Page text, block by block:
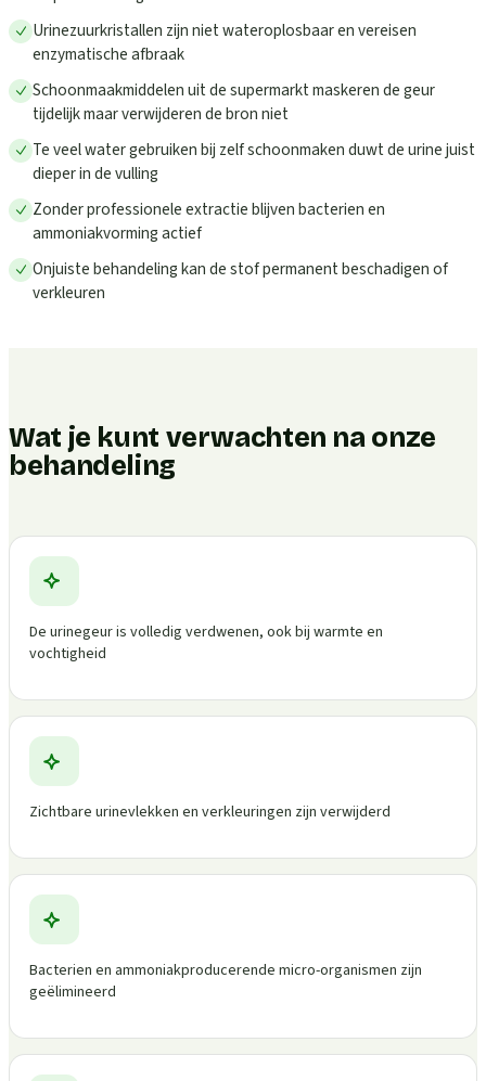
Urinezuurkristallen zijn niet wateroplosbaar en vereisen
enzymatische afbraak
Schoonmaakmiddelen uit de supermarkt maskeren de geur
tijdelijk maar verwijderen de bron niet
Te veel water gebruiken bij zelf schoonmaken duwt de urine juist
dieper in de vulling
Zonder professionele extractie blijven bacterien en
ammoniakvorming actief
Onjuiste behandeling kan de stof permanent beschadigen of
verkleuren
Wat je kunt verwachten na onze
behandeling
De urinegeur is volledig verdwenen, ook bij warmte en
vochtigheid
Zichtbare urinevlekken en verkleuringen zijn verwijderd
Bacterien en ammoniakproducerende micro-organismen zijn
geëlimineerd